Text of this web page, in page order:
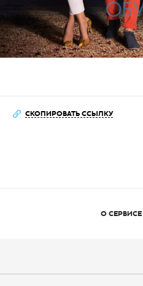
СКОПИРОВАТЬ ССЫЛКУ
О СЕРВИСЕ